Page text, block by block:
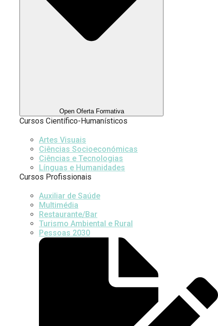
Open Oferta Formativa
Cursos Científico-Humanísticos
Artes Visuais
Ciências Socioeconómicas
Ciências e Tecnologias
Línguas e Humanidades
Cursos Profissionais
Auxiliar de Saúde
Multimédia
Restaurante/Bar
Turismo Ambiental e Rural
Pessoas 2030